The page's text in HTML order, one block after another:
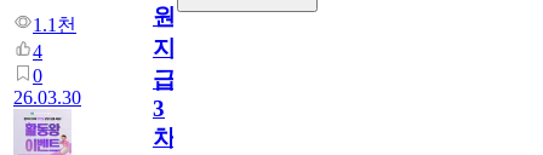
1.1천
4
0
26.03.30
원
지
급!
3
차